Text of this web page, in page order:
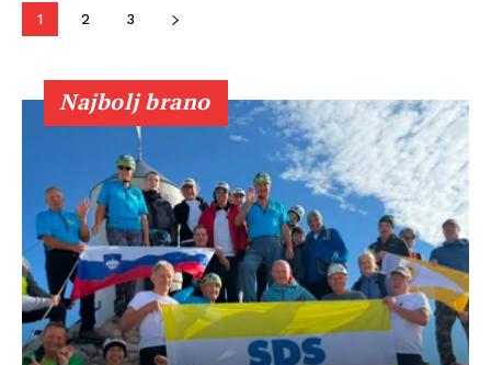
1 2 3
Najbolj brano